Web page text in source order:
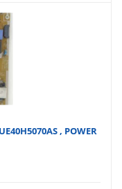
, POWER